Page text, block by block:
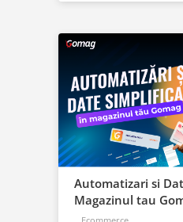
Automatizari si
Magazinul tau